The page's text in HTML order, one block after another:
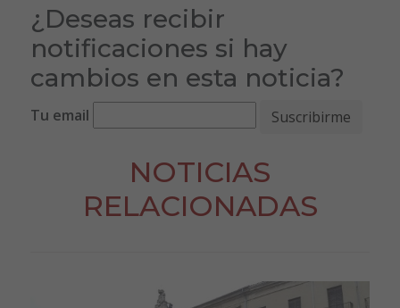
¿Deseas recibir
notificaciones si hay
cambios en esta noticia?
Tu email
NOTICIAS
RELACIONADAS